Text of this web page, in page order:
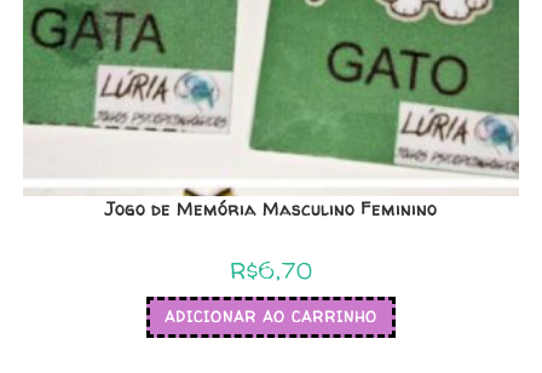
Jogo de Memória Masculino Feminino
R$6,70
ADICIONAR AO CARRINHO